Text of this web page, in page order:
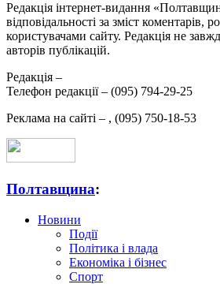
Редакція інтернет-видання
відповідальності за зміст коментарів,
користувачами сайту. Редакція не
авторів публікацій.
Редакція –
Телефон редакції – (095) 794-29-25
Реклама на сайті – , (095) 750-18-53
Полтавщина:
Новини
Події
Політика і влада
Економіка і бізнес
Спорт